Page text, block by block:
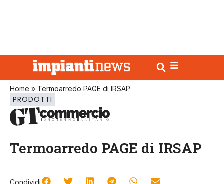
Home » Termoarredo PAGE di IRSAP
PRODOTTI
Termoarredo PAGE di IRSAP
Condividi